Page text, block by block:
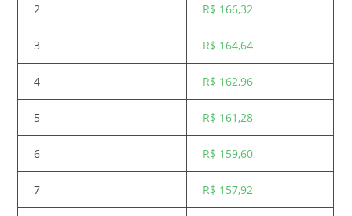
2 R$ 166,32
3 R$ 164,64
4 R$ 162,96
5 R$ 161,28
6 R$ 159,60
7 R$ 157,92